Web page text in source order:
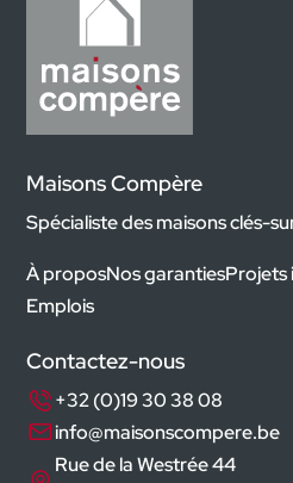
Maisons Compère
Spécialiste des maisons clés-
À proposNos garantiesProjets
Emplois
Contactez-nous
+32 (0)19 30 38 08
info@maisonscompere.be
Rue de la Westrée 44